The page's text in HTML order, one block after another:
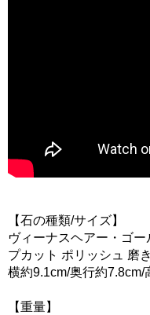
【石の種類/サイズ】
ヴィーナスヘアー・ゴ
プカット ポリッシュ 磨
横約9.1cm/奥行約7.8cm/
【重量】